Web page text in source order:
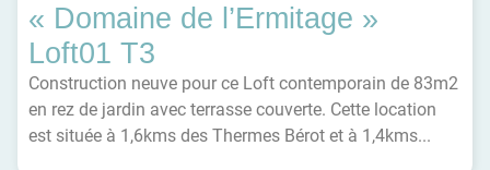
« Domaine de l’Ermitage »
Loft01 T3
Construction neuve pour ce Loft contemporain de 83m2
en rez de jardin avec terrasse couverte. Cette location
est située à 1,6kms des Thermes Bérot et à 1,4kms...